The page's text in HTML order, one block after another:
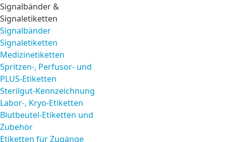
Signalbänder &
Signaletiketten
Signalbänder
Signaletiketten
Medizinetiketten
Spritzen-, Perfusor- und
PLUS-Etiketten
Sterilgut-Kennzeichnung
Labor-, Kryo-Etiketten
Blutbeutel-Etiketten und
Zubehör
Etiketten für Zugänge